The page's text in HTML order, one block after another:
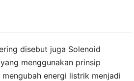
disebut juga Solenoid
menggunakan prinsip
energi listrik menjadi